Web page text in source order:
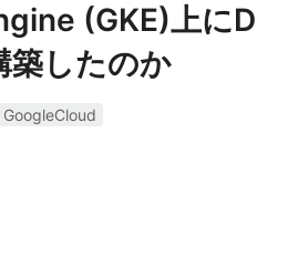
(GKE)上にD
したのか
GoogleCloud